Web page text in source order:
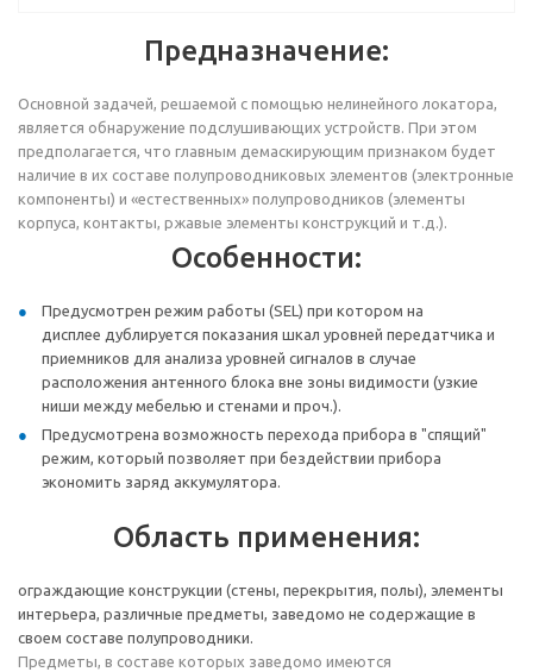
Предназначение:
Основной задачей, решаемой с помощью нелинейного локатора,
является обнаружение подслушивающих устройств. При этом
предполагается, что главным демаскирующим признаком будет
наличие в их составе полупроводниковых элементов (электронные
компоненты) и «естественных» полупроводников (элементы
корпуса, контакты, ржавые элементы конструкций и т.д.).
Особенности:
Предусмотрен режим работы (SEL) при котором на
дисплее дублируется показания шкал уровней передатчика и
приемников для анализа уровней сигналов в случае
расположения антенного блока вне зоны видимости (узкие
ниши между мебелью и стенами и проч.).
Предусмотрена возможность перехода прибора в "спящий"
режим, который позволяет при бездействии прибора
экономить заряд аккумулятора.
Область применения:
ограждающие конструкции (стены, перекрытия, полы), элементы
интерьера, различные предметы, заведомо не содержащие в
своем составе полупроводники.
Предметы, в составе которых заведомо имеются